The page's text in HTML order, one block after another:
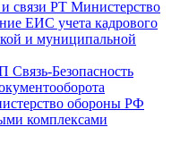
Министерство
ЕИС учета кадрового
и муниципальной
Безопасность
обороны РФ
комплексами